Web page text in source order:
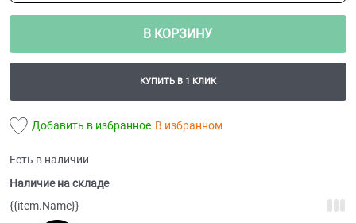
В КОРЗИНУ
КУПИТЬ В 1 КЛИК
Добавить в избранное В избранном
Есть в наличии
Наличие на складе
{{item.Name}}